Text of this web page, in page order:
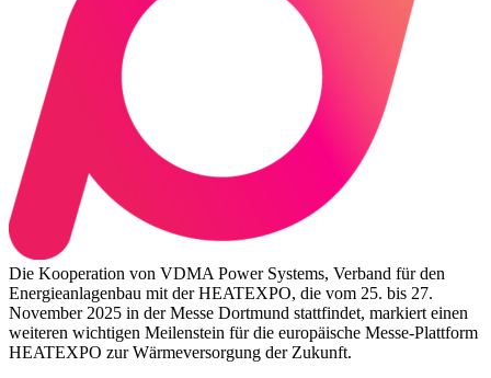
Die Kooperation von VDMA Power Systems, Verband für den
Energieanlagenbau mit der HEATEXPO, die vom 25. bis 27.
November 2025 in der Messe Dortmund stattfindet, markiert einen
weiteren wichtigen Meilenstein für die europäische Messe-Plattform
HEATEXPO zur Wärmeversorgung der Zukunft.